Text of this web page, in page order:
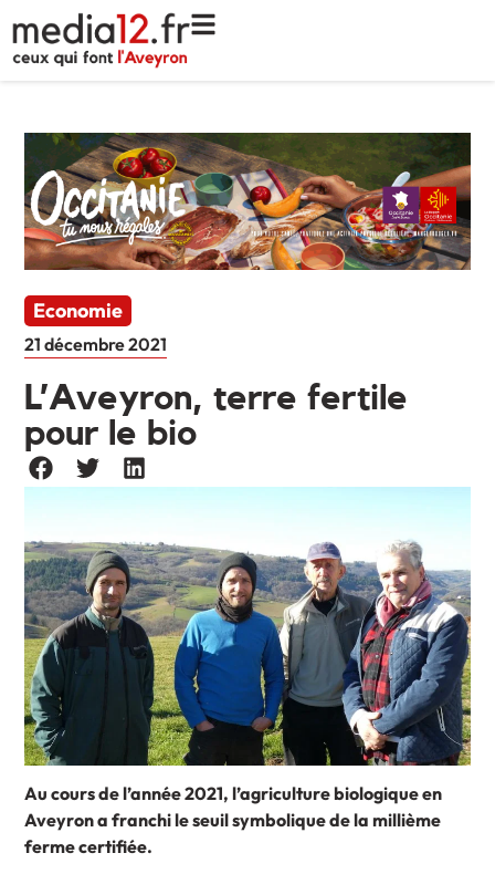
Economie
21 décembre 2021
L’Aveyron, terre fertile
pour le bio
Au cours de l’année 2021, l’agriculture biologique en
Aveyron a franchi le seuil symbolique de la millième
ferme certifiée.